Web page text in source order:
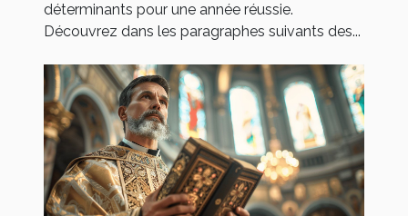
déterminants pour une année réussie.
Découvrez dans les paragraphes suivants des...